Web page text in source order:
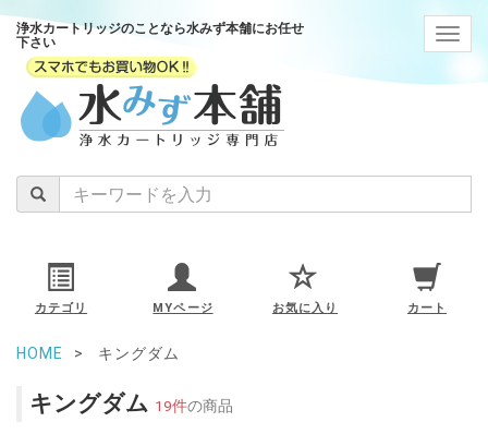
浄水カートリッジのことなら水みず本舗にお任せ
下さい
カテゴリ MYページ お気に入り カート
HOME キングダム
キングダム 19件の商品